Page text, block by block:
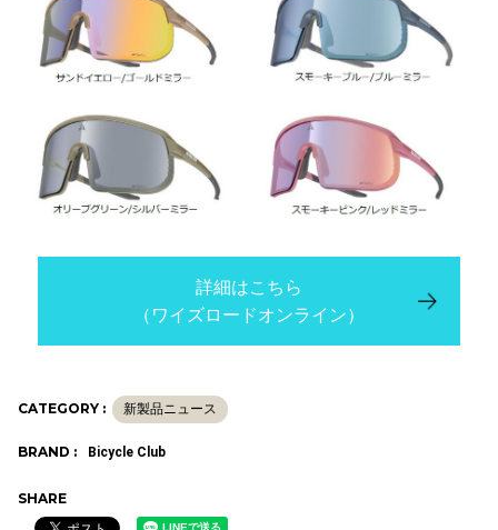
詳細はこちら
（ワイズロードオンライン）
CATEGORY : 新製品ニュース
BRAND : Bicycle Club
SHARE